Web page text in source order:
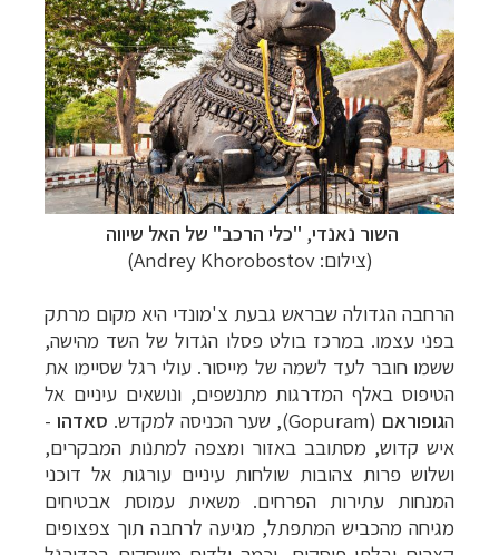
השור נאנדי, "כלי הרכב" של האל שיווה
(צילום:Andrey Khorobostov
)
הרחבה הגדולה שבראש גבעת צ'מונדי היא מקום מרתק
בפני עצמו. במרכז בולט פסלו הגדול של השד מהישה,
ששמו חובר לעד לשמה של מייסור. עולי רגל שסיימו את
הטיפוס באלף המדרגות מתנשפים, ונושאים עיניים אל
הגופוראם (
Gopuram), שער הכניסה למקדש. סאדהו -
איש קדוש, מסתובב באזור ומצפה למתנות המבקרים,
ושלוש פרות צהובות שולחות עיניים עורגות אל דוכני
המנחות עתירות הפרחים. משאית עמוסת אבטיחים
מגיחה מהכביש המתפתל, מגיעה לרחבה תוך צפצופים